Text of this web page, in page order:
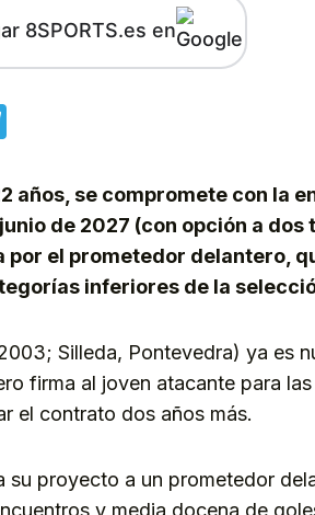
8SPORTS.es en
años, se compromete con la
de 2027 (con opción a dos
el prometedor delantero,
inferiores de la
Silleda, Pontevedra) ya es
firma al joven atacante para
el contrato dos años más.
su proyecto a un prometedor
y media docena de